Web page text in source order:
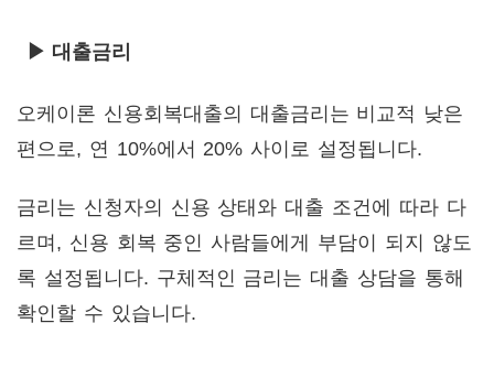
▶ 대출금리
오케이론 신용회복대출의 대출금리는 비교적 낮은
편으로, 연 10%에서 20% 사이로 설정됩니다.
금리는 신청자의 신용 상태와 대출 조건에 따라 다
르며, 신용 회복 중인 사람들에게 부담이 되지 않도
록 설정됩니다. 구체적인 금리는 대출 상담을 통해
확인할 수 있습니다.